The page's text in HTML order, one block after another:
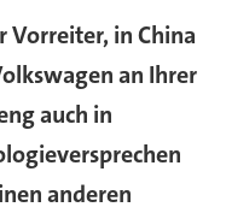
Vorreiter, in China
an Ihrer
auch in
anderen